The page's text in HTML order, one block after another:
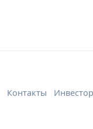
Контакты